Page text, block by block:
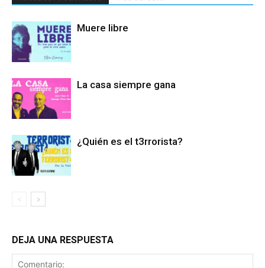
Muere libre
La casa siempre gana
¿Quién es el t3rrorista?
DEJA UNA RESPUESTA